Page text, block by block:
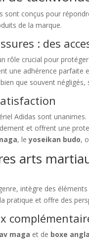
sont conçus pour
de la marque.
: des
rôle crucial pour
une adhérence parfaite
que souvent
Adidas sont
et offrent une
, leyoseikan budo,
arts
intègre des éléments
pratique et offre des
maga et de boxe